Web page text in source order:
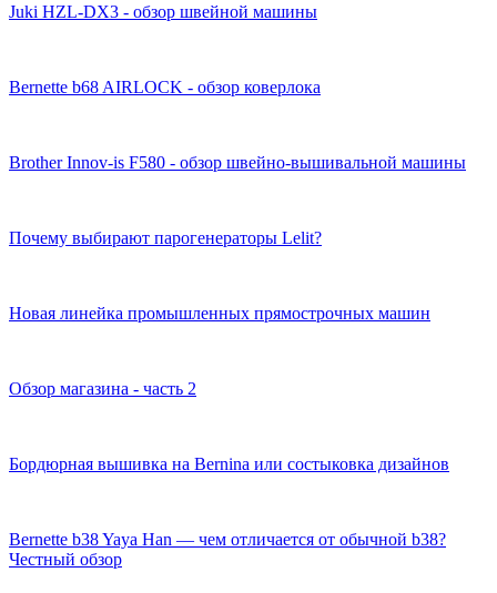
Juki HZL-DX3 - обзор швейной машины
Bernette b68 AIRLOCK - обзор коверлока
Brother Innov-is F580 - обзор швейно-вышивальной машины
Почему выбирают парогенераторы Lelit?
Новая линейка промышленных прямострочных машин
Обзор магазина - часть 2
Бордюрная вышивка на Bernina или состыковка дизайнов
Bernette b38 Yaya Han — чем отличается от обычной b38?
Честный обзор